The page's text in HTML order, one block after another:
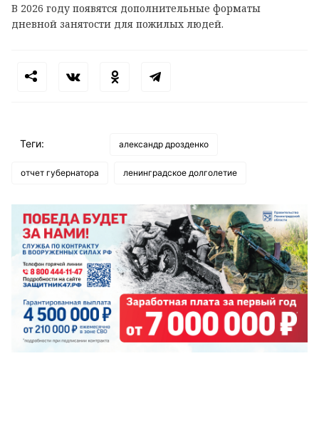
В 2026 году появятся дополнительные форматы
дневной занятости для пожилых людей.
Теги: александр дрозденко
отчет губернатора ленинградское долголетие